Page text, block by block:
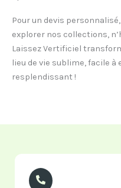
Pour un devis
explorer nos collections,
Laissez Vertificiel
lieu de vie sublime, facile
resplendissant !